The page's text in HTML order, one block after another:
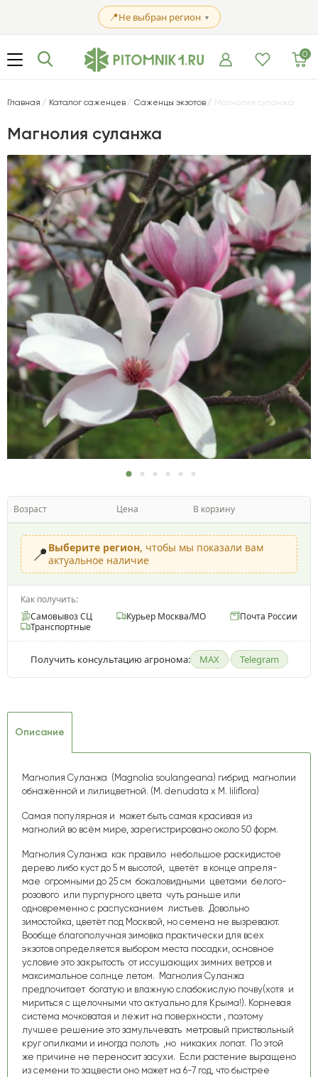
📍Не выбран регион ▼
0
Главная Каталог саженцев Саженцы экзотов Магнолия суланжа
Магнолия суланжа
Возраст Цена В корзину
📍 Выберите регион, чтобы мы показали вам
актуальное наличие
Как получить:
Самовывоз СЦ
Курьер Москва/МО
Почта России
Транспортные
Получить консультацию агронома: MAX · Telegram
Описание
Магнолия Суланжа (Magnolia soulangeana) гибрид магнолии
обнажённой и лилицветной. (М. denudata х М. liliflora)
Самая популярная и может быть самая красивая из
магнолий во всём мире, зарегистрировано около 50 форм.
Магнолия Суланжа как правило небольшое раскидистое
дерево либо куст до 5 м высотой, цветёт в конце апреля-
мае огромными до 25 см бокаловидными цветами белого-
розового или пурпурного цвета чуть раньше или
одновременно с распусканием листьев. Довольно
зимостойка, цветёт под Москвой, но семена не вызревают.
Вообще благополучная зимовка практически для всех
экзотов определяется выбором места посадки, основное
условие это закрытость от иссушающих зимних ветров и
максимальное солнце летом. Магнолия Суланжа
предпочитает богатую и влажную слабокислую почву(хотя и
мириться с щелочными что актуально для Крыма!). Корневая
система мочковатая и лежит на поверхности , поэтому
лучшее решение это замульчевать метровый приствольный
круг опилками и иногда полоть ,но никаких лопат. По этой
же причине не переносит засухи. Если растение выращено
из семени то зацвести оно может на 6-7 год, что быстрее